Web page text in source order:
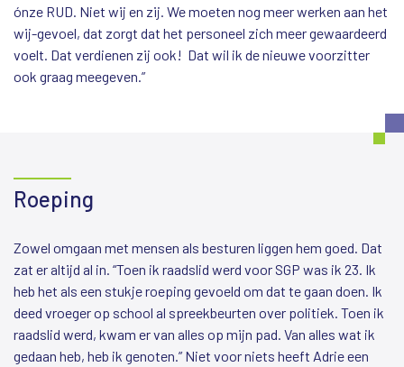
ónze RUD. Niet wij en zij. We moeten nog meer werken aan het
wij-gevoel, dat zorgt dat het personeel zich meer gewaardeerd
voelt. Dat verdienen zij ook! Dat wil ik de nieuwe voorzitter
ook graag meegeven.”
Roeping
Zowel omgaan met mensen als besturen liggen hem goed. Dat
zat er altijd al in. “Toen ik raadslid werd voor SGP was ik 23. Ik
heb het als een stukje roeping gevoeld om dat te gaan doen. Ik
deed vroeger op school al spreekbeurten over politiek. Toen ik
raadslid werd, kwam er van alles op mijn pad. Van alles wat ik
gedaan heb, heb ik genoten.” Niet voor niets heeft Adrie een